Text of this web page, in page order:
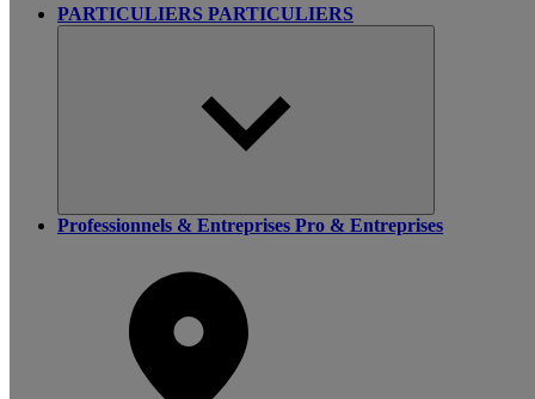
PARTICULIERS PARTICULIERS
Professionnels & Entreprises Pro & Entreprises